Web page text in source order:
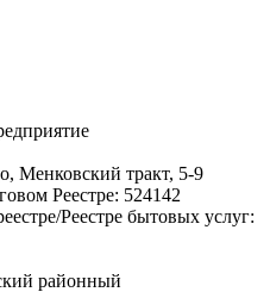
Менковский тракт, 5-9
Реестре: 524142
Реестре бытовых услуг:
районный